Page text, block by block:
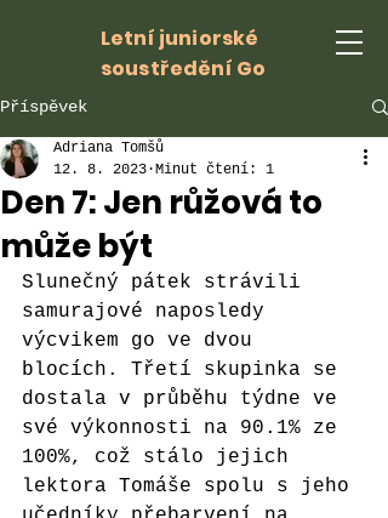
Letní juniorské
soustředění Go
Příspěvek
Den 7: Jen růžová to
může být
Adriana Tomšů
12. 8. 2023 Minut čtení: 1
Slunečný pátek strávili
samurajové naposledy
výcvikem go ve dvou
blocích. Třetí skupinka se
dostala v průběhu týdne ve
své výkonnosti na 90.1% ze
100%, což stálo jejich
lektora Tomáše spolu s jeho